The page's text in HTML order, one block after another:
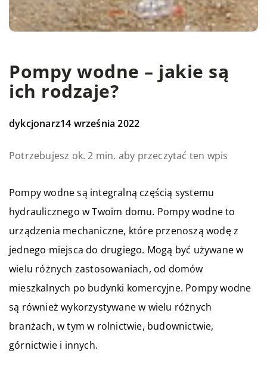
Pompy wodne – jakie są
ich rodzaje?
dykcjonarz14 września 2022
Potrzebujesz ok. 2 min. aby przeczytać ten wpis
Pompy wodne są integralną częścią systemu
hydraulicznego w Twoim domu. Pompy wodne to
urządzenia mechaniczne, które przenoszą wodę z
jednego miejsca do drugiego. Mogą być używane w
wielu różnych zastosowaniach, od domów
mieszkalnych po budynki komercyjne. Pompy wodne
są również wykorzystywane w wielu różnych
branżach, w tym w rolnictwie, budownictwie,
górnictwie i innych.